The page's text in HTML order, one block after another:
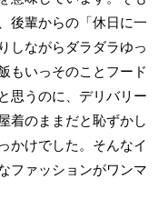
後輩からの「休日に一
しながらダラダラゆっ
もいっそのことフード
思うのに、デリバリー
着のままだと恥ずかし
かけでした。そんなイ
ファッションがワンマ